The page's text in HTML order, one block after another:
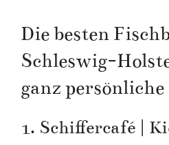
Die besten
Schleswig-
ganz
1. Schiffercafé |